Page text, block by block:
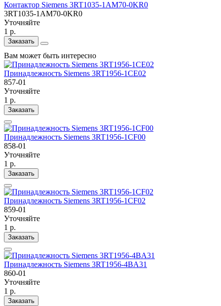
Контактор Siemens 3RT1035-1AM70-0KR0
3RT1035-1AM70-0KR0
Уточняйте
1 р.
Заказать
Вам может быть интересно
Принадлежность Siemens 3RT1956-1CE02
857-01
Уточняйте
1 р.
Заказать
Принадлежность Siemens 3RT1956-1CF00
858-01
Уточняйте
1 р.
Заказать
Принадлежность Siemens 3RT1956-1CF02
859-01
Уточняйте
1 р.
Заказать
Принадлежность Siemens 3RT1956-4BA31
860-01
Уточняйте
1 р.
Заказать